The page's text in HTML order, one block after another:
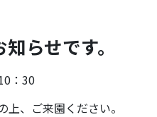
らせです。
：30
、ご来園ください。